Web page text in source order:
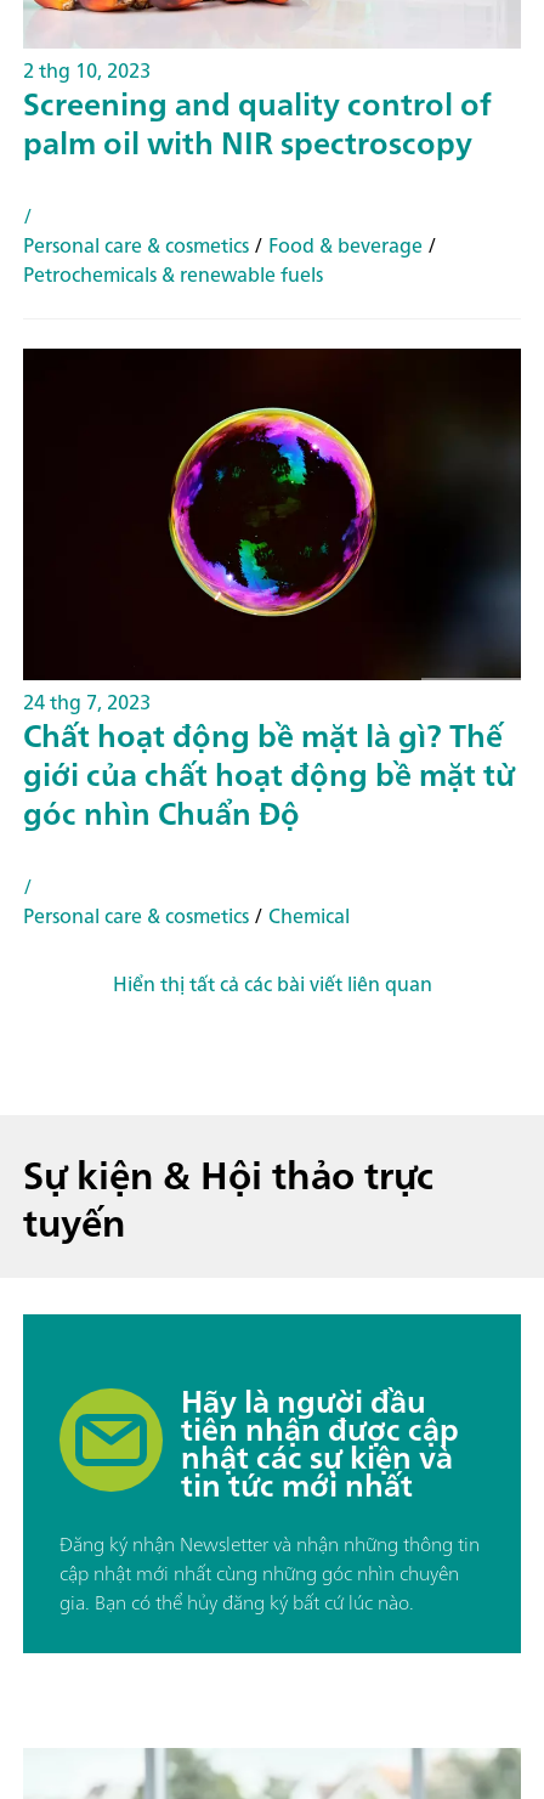
2 thg 10, 2023
Screening and quality control of
palm oil with NIR spectroscopy
/
Personal care & cosmetics/ Food & beverage/
Petrochemicals & renewable fuels
24 thg 7, 2023
Chất hoạt động bề mặt là gì? Thế
giới của chất hoạt động bề mặt từ
góc nhìn Chuẩn Độ
/
Personal care & cosmetics/ Chemical
Hiển thị tất cả các bài viết liên quan
Sự kiện & Hội thảo trực
tuyến
Hãy là người đầu
tiên nhận được cập
nhật các sự kiện và
tin tức mới nhất
Đăng ký nhận Newsletter và nhận những thông tin
cập nhật mới nhất cùng những góc nhìn chuyên
gia. Bạn có thể hủy đăng ký bất cứ lúc nào.